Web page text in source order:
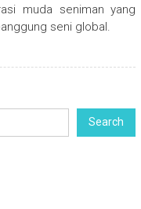
muda seniman yang
seni global.
Search